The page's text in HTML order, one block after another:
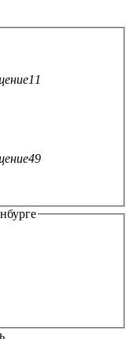
11
49